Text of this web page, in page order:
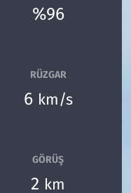
%96
RÜZGAR
6 km/s
GÖRÜŞ
2 km